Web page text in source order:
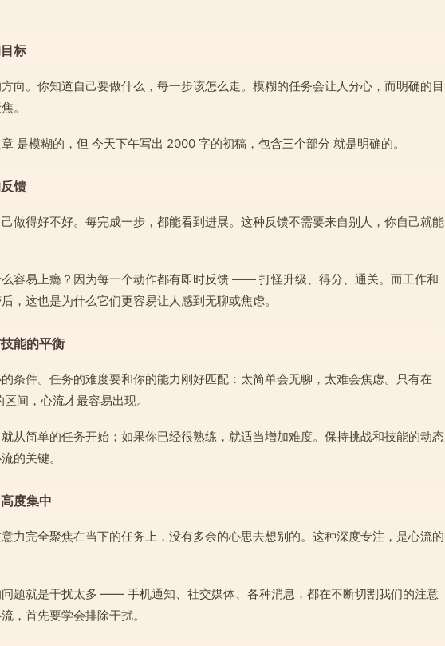
标
向。你知道自己要做什么，每一步该怎么走。模糊的任务会让人分心，而明确的目
。
是模糊的，但 今天下午写出 2000 字的初稿，包含三个部分 就是明确的。
馈
做得好不好。每完成一步，都能看到进展。这种反馈不需要来自别人，你自己就能
容易上瘾？因为每一个动作都有即时反馈 —— 打怪升级、得分、通关。而工作和
，这也是为什么它们更容易让人感到无聊或焦虑。
能的平衡
条件。任务的难度要和你的能力刚好匹配：太简单会无聊，太难会焦虑。只有在
间，心流才最容易出现。
从简单的任务开始；如果你已经很熟练，就适当增加难度。保持挑战和技能的动态
的关键。
度集中
力完全聚焦在当下的任务上，没有多余的心思去想别的。这种深度专注，是心流的
题就是干扰太多 —— 手机通知、社交媒体、各种消息，都在不断切割我们的注意
，首先要学会排除干扰。